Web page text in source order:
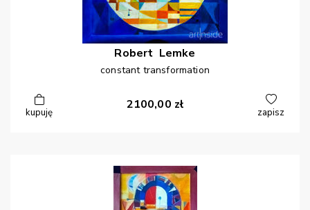
Robert Lemke
constant transformation
kupuję
2100,00 zł
zapisz